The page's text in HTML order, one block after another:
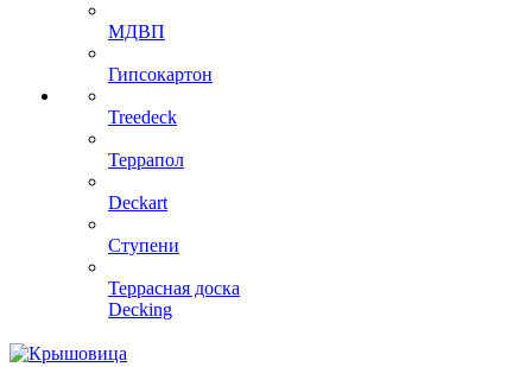
МДВП
Гипсокартон
Treedeck
Террапол
Deckart
Ступени
Террасная доска
Decking